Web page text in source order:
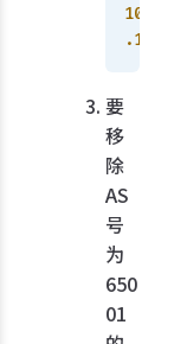
10
.1
要
移
除
AS
号
为
650
01